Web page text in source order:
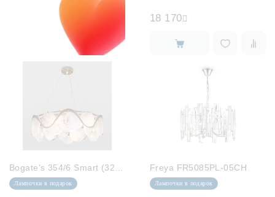
18 170
Лампочки в подарок
Freya FR5085PL-05CH
Лампочки в подарок